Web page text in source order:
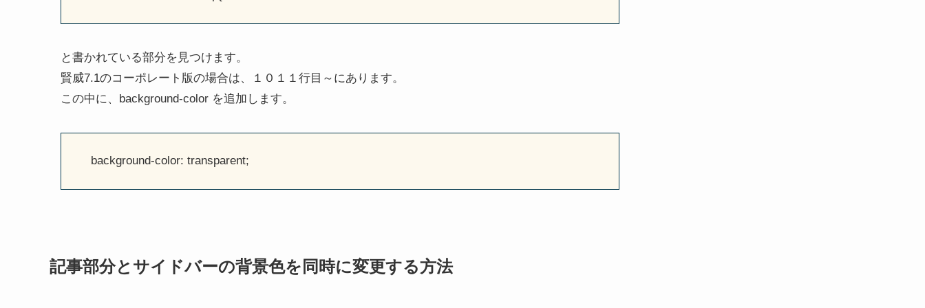
と書かれている部分を見つけます。
賢威7.1のコーポレート版の場合は、１０１１行目～にあります。
この中に、background-color を追加します。
background-color: transparent;
記事部分とサイドバーの背景色を同時に変更する方法